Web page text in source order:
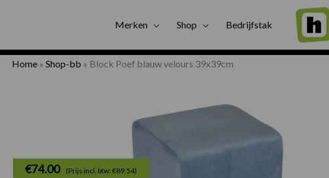
Merken Shop Bedrijfstak
Gratis bezorging
Home » Shop-bb » Block Poef blauw velours 39x39cm
€74.00 (Prijs incl. btw: €89,54)